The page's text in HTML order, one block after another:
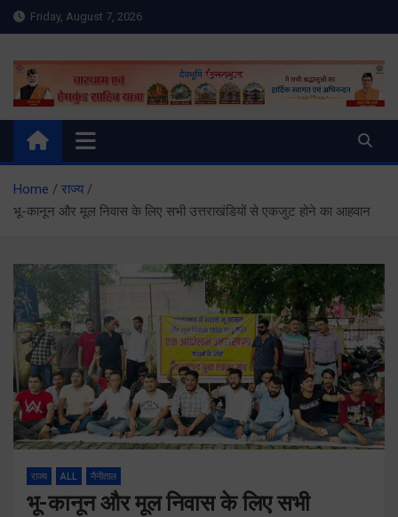
Skip
to
Friday, August 7, 2026
Meru Raibar | Uttarakhand
News | Uttarkashi News
meruraibar.com
Home
राज्य
भू-कानून और मूल निवास के लिए सभी उत्तराखंडियों से एकजुट होने का आहवान
राज्य ALL नैनीताल
भू-कानून और मूल निवास के लिए सभी